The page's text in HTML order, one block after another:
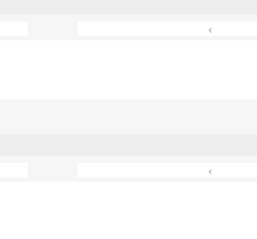
‹
‹